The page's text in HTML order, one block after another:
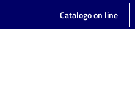
Catalogo on line